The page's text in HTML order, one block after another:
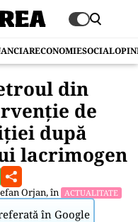
ECONOMIESOCIAL
din
de
după
lacrimogen
Orjan, în ACTUALITATE
în Google